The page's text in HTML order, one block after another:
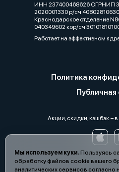
Мы используем куки.Пользуясь
обработку файлов cookie вашего
аналитических сервисов согласно
ИНН 237400468626 ОГРНИП
2020001330 р/сч
Краснодарское отделение
040349602 кор/сч
Работает на эффективном
Политика
Публичная
Акции, скидки, кэшбэк −